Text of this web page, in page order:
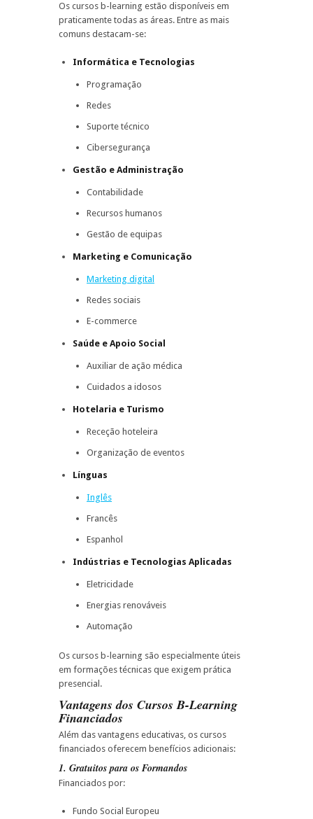
Os cursos b-learning estão disponíveis em
praticamente todas as áreas. Entre as mais
comuns destacam-se:
Informática e Tecnologias
Programação
Redes
Suporte técnico
Cibersegurança
Gestão e Administração
Contabilidade
Recursos humanos
Gestão de equipas
Marketing e Comunicação
Marketing digital
Redes sociais
E-commerce
Saúde e Apoio Social
Auxiliar de ação médica
Cuidados a idosos
Hotelaria e Turismo
Receção hoteleira
Organização de eventos
Línguas
Inglês
Francês
Espanhol
Indústrias e Tecnologias Aplicadas
Eletricidade
Energias renováveis
Automação
Os cursos b-learning são especialmente úteis
em formações técnicas que exigem prática
presencial.
Vantagens dos Cursos B-Learning
Financiados
Além das vantagens educativas, os cursos
financiados oferecem benefícios adicionais:
1. Gratuitos para os Formandos
Financiados por:
Fundo Social Europeu